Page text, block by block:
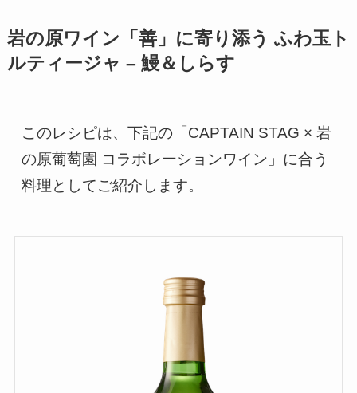
岩の原ワイン「善」に寄り添う ふわ玉ト
ルティージャ – 鰻＆しらす
このレシピは、下記の「CAPTAIN STAG × 岩
の原葡萄園 コラボレーションワイン」に合う
料理としてご紹介します。